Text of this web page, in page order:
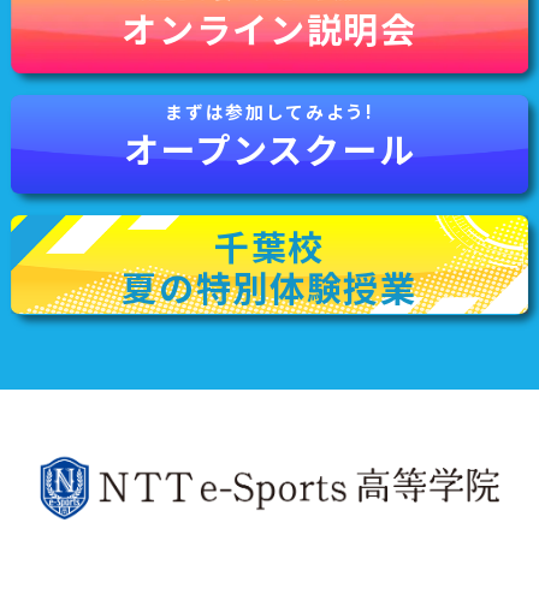
オンライン説明会
オープンスクール
千葉校
夏の特別体験授業